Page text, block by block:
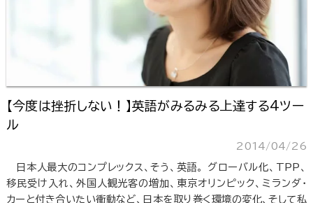
【今度は挫折しない！】英語がみるみる上達する4ツー
ル
2014/04/26
日本人最大のコンプレックス、そう、英語。 グローバル化、TPP、
移民受け入れ、外国人観光客の増加、東京オリンピック、ミランダ・
カーと付き合いたい衝動など、日本を取り巻く環境の変化、そして私